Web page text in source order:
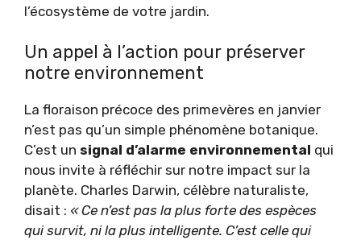
l’écosystème de votre jardin.
Un appel à l’action pour préserver
notre environnement
La floraison précoce des primevères en janvier
n’est pas qu’un simple phénomène botanique.
C’est un signal d’alarme environnemental qui
nous invite à réfléchir sur notre impact sur la
planète. Charles Darwin, célèbre naturaliste,
disait : « Ce n’est pas la plus forte des espèces
qui survit, ni la plus intelligente. C’est celle qui